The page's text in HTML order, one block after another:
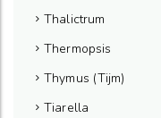
Thalictrum
Thermopsis
Thymus (Tijm)
Tiarella